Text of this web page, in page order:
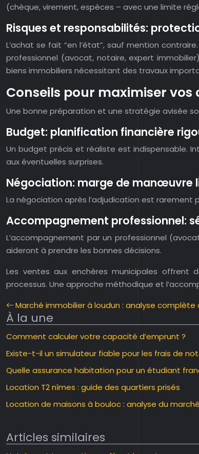
(chèque, virement, espèces – avec une limite
Risques et responsabilités:
L’achat se fait “en l’état”, sauf mention
professionnel (avocat, notaire, expert
biens immobiliers nécessitant des travaux
Conseils pour maximiser vos
Une bonne préparation et une stratégie avisée
Budget: planification financière
Un budget précis et réaliste est indispensable.
aux éventuelles surprises.
Négociation: marge de manœuvre
La négociation après l’adjudication est rarement
Accompagnement professionnel:
L’accompagnement par un professionnel
aideront à prendre les bonnes décisions.
Les ventes aux enchères municipales offrent
processus. Une approche méthodique et
Marché immobilier à loudun : analyse complète
À la une
Comment calculer votre capacité d’emprunt ?
Existe-t-il un simulateur fiable pour les frais de
Quelle assurance habitation pour un étudiant
Location T2 nîmes : guide des quartiers prisés
Location de maisons à bouloc : analyse du marché
Articles similaires